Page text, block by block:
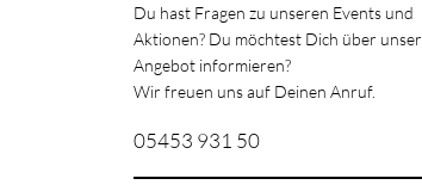
Du hast Fragen zu unseren Events und
Aktionen? Du möchtest Dich über unser
Angebot informieren?
Wir freuen uns auf Deinen Anruf.
05453 931 50